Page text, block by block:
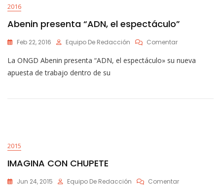
2016
Abenin presenta “ADN, el espectáculo”
Feb 22, 2016 Equipo De Redacción ComentarEn
Presenta
La ONGD Abenin presenta “ADN, el espectáculo» su nueva
apuesta de trabajo dentro de su
2015
IMAGINA CON CHUPETE
Jun 24, 2015 Equipo De Redacción ComentarEn